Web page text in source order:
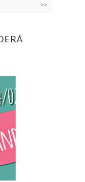
>>